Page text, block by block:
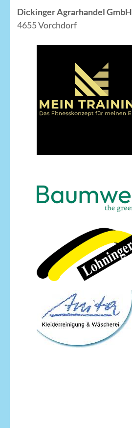
Dickinger AgrarhandelGmbH
4655 Vorchdorf